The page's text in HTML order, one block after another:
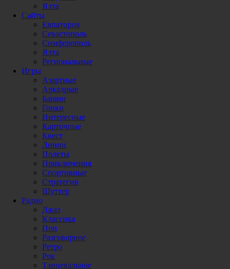
Ялта
Сайты
Евпатория
Севастополь
Симферополь
Ялта
Региональные
Игры
Азартные
Аркадные
Башни
Гонки
Интересные
Карточные
Квест
Линии
Полеты
Приключения
Спортивные
Стратегия
Шуттер
Радио
Джаз
Классика
Поп
Разговорное
Ретро
Рок
Танцевальное